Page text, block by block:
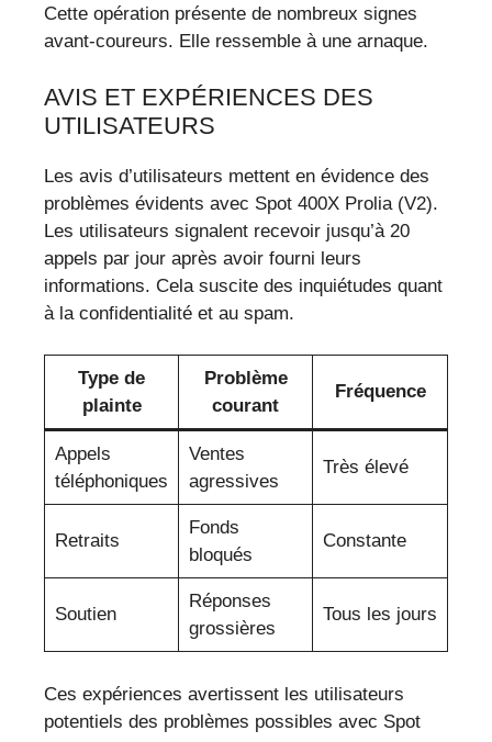
Cette opération présente de nombreux signes
avant-coureurs. Elle ressemble à une arnaque.
AVIS ET EXPÉRIENCES DES
UTILISATEURS
Les avis d’utilisateurs mettent en évidence des
problèmes évidents avec Spot 400X Prolia (V2).
Les utilisateurs signalent recevoir jusqu’à 20
appels par jour après avoir fourni leurs
informations. Cela suscite des inquiétudes quant
à la confidentialité et au spam.
Type de
plainte
Problème
courant
Fréquence
Appels
téléphoniques
Ventes
agressives
Très élevé
Retraits
Fonds
bloqués
Constante
Soutien
Réponses
grossières
Tous les jours
Ces expériences avertissent les utilisateurs
potentiels des problèmes possibles avec Spot